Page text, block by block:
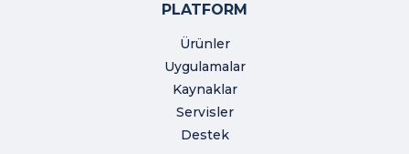
PLATFORM
Ürünler
Uygulamalar
Kaynaklar
Servisler
Destek